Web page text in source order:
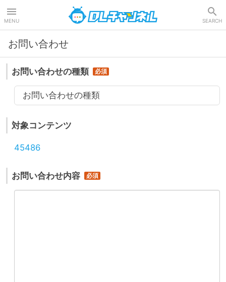
MENU SEARCH
お問い合わせ
お問い合わせの種類
お問い合わせの種類
対象コンテンツ
45486
お問い合わせ内容